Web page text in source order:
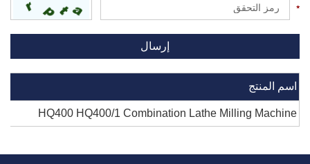
اسم المنتج
HQ400 HQ400/1 Combination Lathe Milling Machine